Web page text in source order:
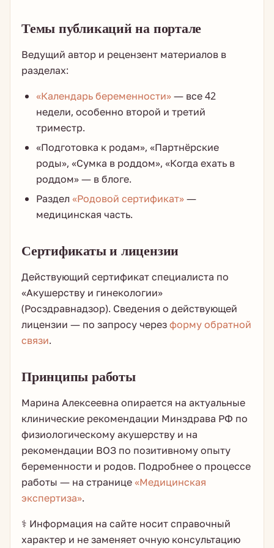
Темы публикаций на портале
Ведущий автор и рецензент материалов в
разделах:
«Календарь беременности»— все 42
недели, особенно второй и третий
триместр.
«Подготовка к родам», «Партнёрские
роды», «Сумка в роддом», «Когда ехать в
роддом» — в блоге.
Раздел «Родовой сертификат»—
медицинская часть.
Сертификаты и лицензии
Действующий сертификат специалиста по
«Акушерству и гинекологии»
(Росздравнадзор). Сведения о действующей
лицензии — по запросу черезформу обратной
связи.
Принципы работы
Марина Алексеевна опирается на актуальные
клинические рекомендации Минздрава РФ по
физиологическому акушерству и на
рекомендации ВОЗ по позитивному опыту
беременности и родов. Подробнее о процессе
работы — на странице«Медицинская
экспертиза».
⚕️ Информация на сайте носит справочный
характер и не заменяет очную консультацию